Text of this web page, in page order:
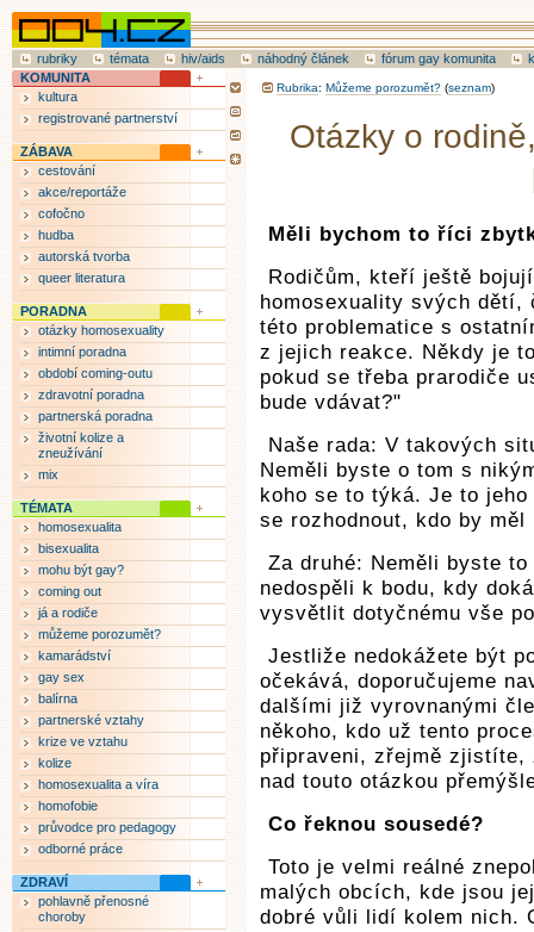
rubriky témata hiv/aids náhodný článek fórum gay komunita
Rubrika: Můžeme porozumět? (seznam)
Otázky o
Měli bychom to říci
Rodičům, kteří ještě
homosexuality svých dětí,
této problematice s
z jejich reakce. Někdy je
pokud se třeba prarodiče
bude vdávat?"
Naše rada: V takových
Neměli byste o tom s
koho se to týká. Je to
se rozhodnout, kdo by
Za druhé: Neměli byste
nedospěli k bodu, kdy
vysvětlit dotyčnému vše
Jestliže nedokážete být
očekává, doporučujeme
dalšími již vyrovnanými
někoho, kdo už tento
připraveni, zřejmě zjistíte,
nad touto otázkou
Co řeknou sousedé?
Toto je velmi reálné
malých obcích, kde jsou
dobré vůli lidí kolem nich.
KOMUNITA
kultura
registrované partnerství
ZÁBAVA
cestování
akce/reportáže
cofočno
hudba
autorská tvorba
queer literatura
PORADNA
otázky homosexuality
intimní poradna
období coming-outu
zdravotní poradna
partnerská poradna
životní kolize a
zneužívání
mix
TÉMATA
homosexualita
bisexualita
mohu být gay?
coming out
já a rodiče
můžeme porozumět?
kamarádství
gay sex
balírna
partnerské vztahy
krize ve vztahu
kolize
homosexualita a víra
homofobie
průvodce pro pedagogy
odborné práce
ZDRAVÍ
pohlavně přenosné
choroby